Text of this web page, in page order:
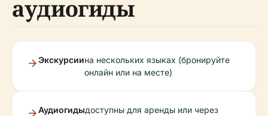
аудиогиды
Экскурсиина нескольких языках (бронируйте
онлайн или на месте)
Аудиогидыдоступны для аренды или через